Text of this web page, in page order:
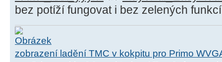
bez potíží fungovat i bez zelených
zobrazení ladění TMC v kokpitu pro Primo